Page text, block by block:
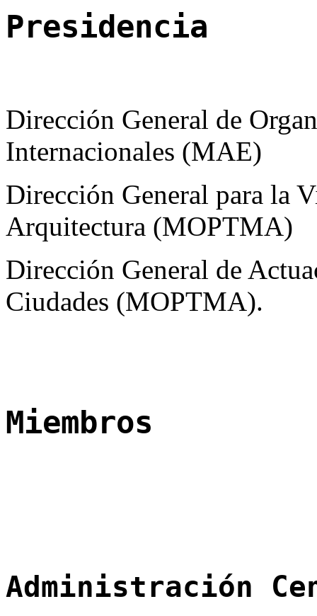
Presidencia
Dirección General de
Internacionales (MAE)
Dirección General para la
Arquitectura (MOPTMA)
Dirección General de
Ciudades (MOPTMA).
Miembros
Administración